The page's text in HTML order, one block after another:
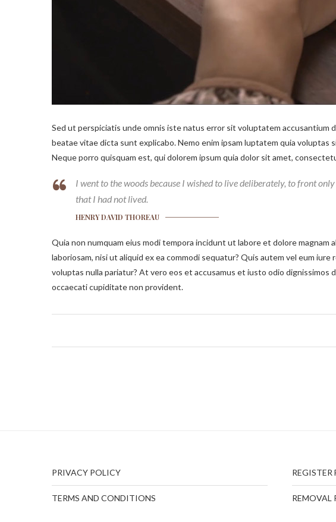
Sed ut perspiciatis unde omnis iste natus error sit voluptatem accusantium
beatae vitae dicta sunt explicabo. Nemo enim ipsam luptatem quia
Neque porro quisquam est, qui dolorem ipsum quia dolor sit amet,
I went to the woods because I wished to live deliberately, to front
that I had not lived.
HENRY DAVID THOREAU
Quia non numquam eius modi tempora incidunt ut labore et dolore
laboriosam, nisi ut aliquid ex ea commodi sequatur? Quis autem vel eum
voluptas nulla pariatur? At vero eos et accusamus et iusto odio
occaecati cupiditate non provident.
PRIVACY POLICY
TERMS AND CONDITIONS
REGISTER
REMOVAL